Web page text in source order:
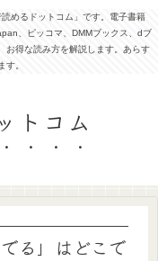
めるドットコム」です。電子書籍
、ピッコマ、DMMブックス、dブ
お得な読み方を解説します。あらす
す。
トコム
る」はどこで